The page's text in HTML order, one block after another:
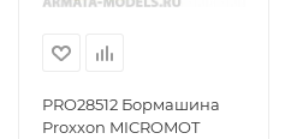
PRO28512 Бормашина
Proxxon MICROMOT